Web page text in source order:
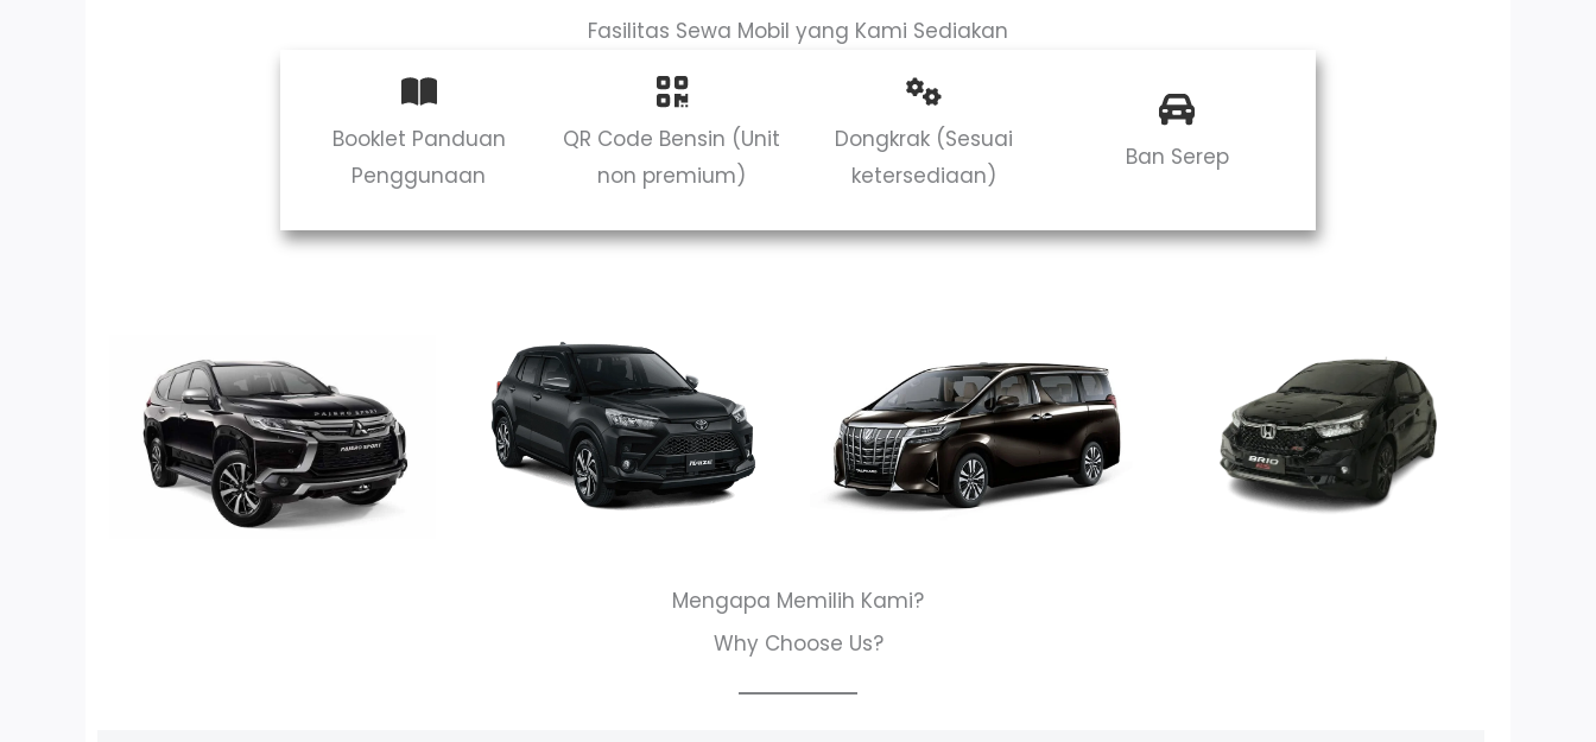
Fasilitas Sewa Mobil yang Kami Sediakan
Booklet Panduan
Penggunaan
QR Code Bensin (Unit
non premium)
Dongkrak (Sesuai
ketersediaan)
Ban Serep
Mengapa Memilih Kami?
Why Choose Us?